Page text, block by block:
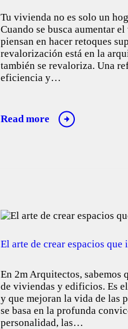
Tu vivienda no es solo un
Cuando se busca aumentar
piensan en hacer retoques
revalorización está en la
también se revaloriza. Una
eficiencia y…
Read more
El arte de crear espacios
En 2m Arquitectos, sabemos
de viviendas y edificios. Es
y que mejoran la vida de las
se basa en la profunda
personalidad, las…